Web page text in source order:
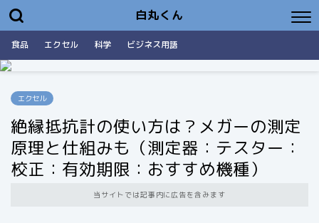
白丸くん
食品 エクセル 科学 ビジネス用語
エクセル
絶縁抵抗計の使い方は？メガーの測定
原理と仕組みも（測定器：テスター：
校正：有効期限：おすすめ機種）
当サイトでは記事内に広告を含みます